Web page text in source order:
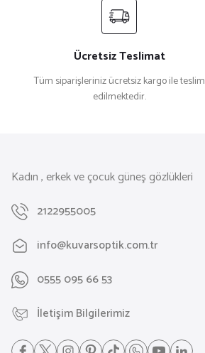
Ücretsiz Teslimat
Tüm siparişleriniz ücretsiz kargo ile teslim
edilmektedir.
Kadın , erkek ve çocuk güneş gözlükleri
2122955005
info@kuvarsoptik.com.tr
0555 095 66 53
İletişim Bilgilerimiz